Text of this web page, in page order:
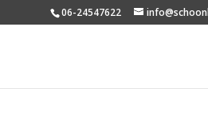
06-24547622